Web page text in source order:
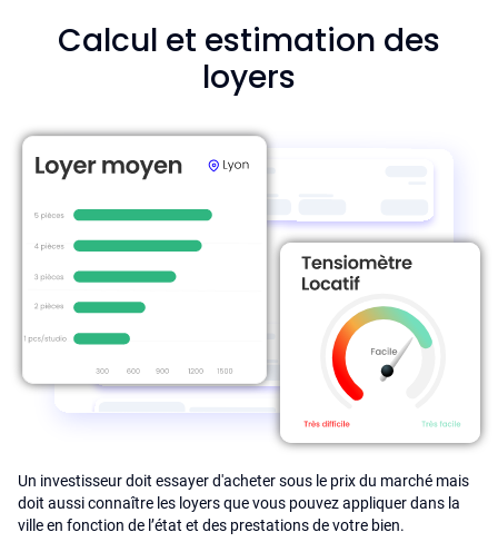
Calcul et estimation des
loyers
Un investisseur doit essayer d'acheter sous le prix du marché mais
doit aussi connaître les loyers que vous pouvez appliquer dans la
ville en fonction de l’état et des prestations de votre bien.